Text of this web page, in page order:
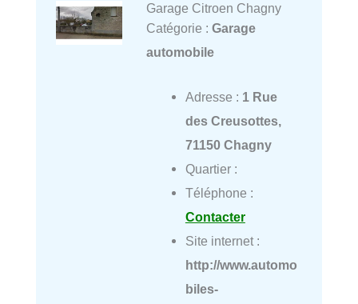
Garage Citroen Chagny
Catégorie : Garage
automobile
Adresse : 1 Rue
des Creusottes,
71150 Chagny
Quartier :
Téléphone :
Contacter
Site internet :
http://www.automo
biles-